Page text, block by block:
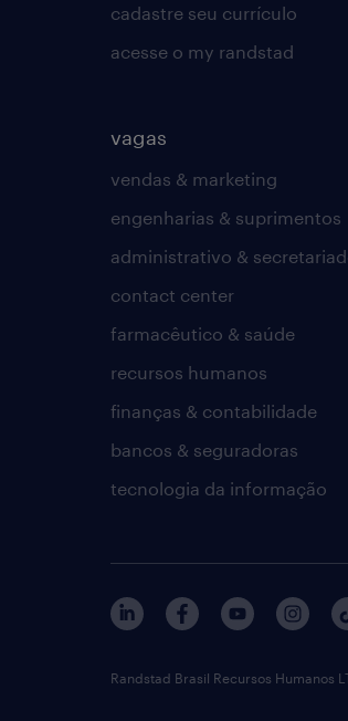
cadastre seu currículo
acesse o my randstad
vagas
vendas & marketing
engenharias & suprimentos
administrativo &
contact center
farmacêutico & saúde
recursos humanos
finanças & contabilidade
bancos & seguradoras
tecnologia da informação
Randstad Brasil Recursos Humanos